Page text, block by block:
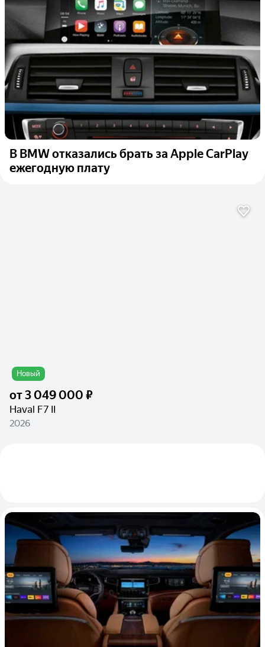
В BMW отказались брать за Apple CarPlay
ежегодную плату
Новый
от3 049 000 ₽
Haval F7 II
2026